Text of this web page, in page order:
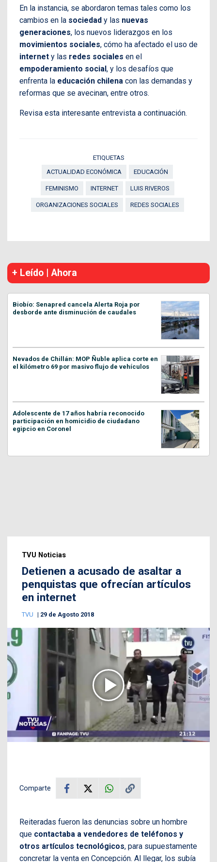
En la instancia, se abordaron temas tales como los
cambios en la sociedad y las nuevas
generaciones, los nuevos liderazgos en los
movimientos sociales, cómo ha afectado el uso de
internet y las redes sociales en el
empoderamiento social, y los desafíos que
enfrenta la educación chilena con las demandas y
reformas que se avecinan, entre otros.
Revisa esta interesante entrevista a continuación.
ETIQUETAS
ACTUALIDAD ECONÓMICA
EDUCACIÓN
FEMINISMO INTERNET LUIS RIVEROS
ORGANIZACIONES SOCIALES REDES SOCIALES
+ Leído | Ahora
Biobío: Senapred cancela Alerta Roja por
desborde ante disminución de caudales
Nevados de Chillán: MOP Ñuble aplica corte en
el kilómetro 69 por masivo flujo de vehículos
Adolescente de 17 años habría reconocido
participación en homicidio de ciudadano
egipcio en Coronel
TVU Noticias
Detienen a acusado de asaltar a
penquistas que ofrecían artículos
en internet
TVU 29 de Agosto 2018
Comparte
Reiteradas fueron las denuncias sobre un hombre
que contactaba a vendedores de teléfonos y
otros artículos tecnológicos, para supuestamente
concretar la venta en Concepción. Al llegar, los subía